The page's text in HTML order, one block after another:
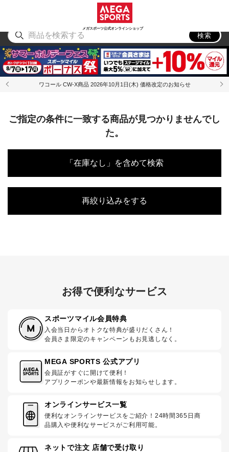
メガスポーツ公式オンラインショップ
アウトドア
検索
ワコール CW-X商品 2026年10月1日(木) 価格改定のお知らせ
ご指定の条件に一致する商品が見つかりませんでし
た。
「在庫なし」を含めて検索
再絞り込みをする
お得で便利なサービス
スポーツマイル会員特典
入会当日からオトクな特典が盛りだくさん！
会員さま限定のキャンペーンもお見逃しなく。
MEGA SPORTS 公式アプリ
会員証がすぐに開けて便利！
アプリクーポンや最新情報をお知らせします。
オンラインサービス一覧
便利なオンラインサービスをご紹介！24時間365日商
品購入や便利なサービスがご利用可能。
ネットで注文 店舗で受け取り